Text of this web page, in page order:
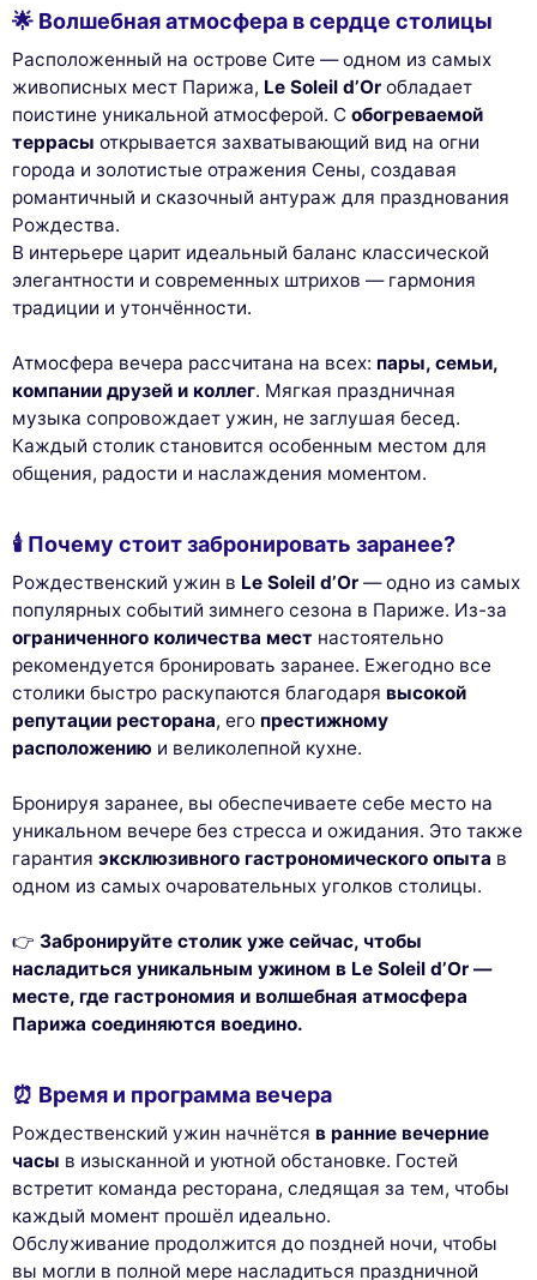
🌟 Волшебная атмосфера в сердце столицы
Расположенный на острове Сите — одном из самых
живописных мест Парижа, Le Soleil d’Or обладает
поистине уникальной атмосферой. С обогреваемой
террасы открывается захватывающий вид на огни
города и золотистые отражения Сены, создавая
романтичный и сказочный антураж для празднования
Рождества.
В интерьере царит идеальный баланс классической
элегантности и современных штрихов — гармония
традиции и утончённости.
Атмосфера вечера рассчитана на всех: пары, семьи,
компании друзей и коллег. Мягкая праздничная
музыка сопровождает ужин, не заглушая бесед.
Каждый столик становится особенным местом для
общения, радости и наслаждения моментом.
🕯️ Почему стоит забронировать заранее?
Рождественский ужин в Le Soleil d’Or — одно из самых
популярных событий зимнего сезона в Париже. Из-за
ограниченного количества мест настоятельно
рекомендуется бронировать заранее. Ежегодно все
столики быстро раскупаются благодаря высокой
репутации ресторана, его престижному
расположению и великолепной кухне.
Бронируя заранее, вы обеспечиваете себе место на
уникальном вечере без стресса и ожидания. Это также
гарантия эксклюзивного гастрономического опыта в
одном из самых очаровательных уголков столицы.
👉 Забронируйте столик уже сейчас, чтобы
насладиться уникальным ужином в Le Soleil d’Or —
месте, где гастрономия и волшебная атмосфера
Парижа соединяются воедино.
⏰ Время и программа вечера
Рождественский ужин начнётся в ранние вечерние
часы в изысканной и уютной обстановке. Гостей
встретит команда ресторана, следящая за тем, чтобы
каждый момент прошёл идеально.
Обслуживание продолжится до поздней ночи, чтобы
вы могли в полной мере насладиться праздничной